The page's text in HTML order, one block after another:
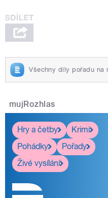
Všechny díly pořadu na
mujRozhlas
Hry a četby
Krimi
Pohádky
Pořady
Živé vysílání